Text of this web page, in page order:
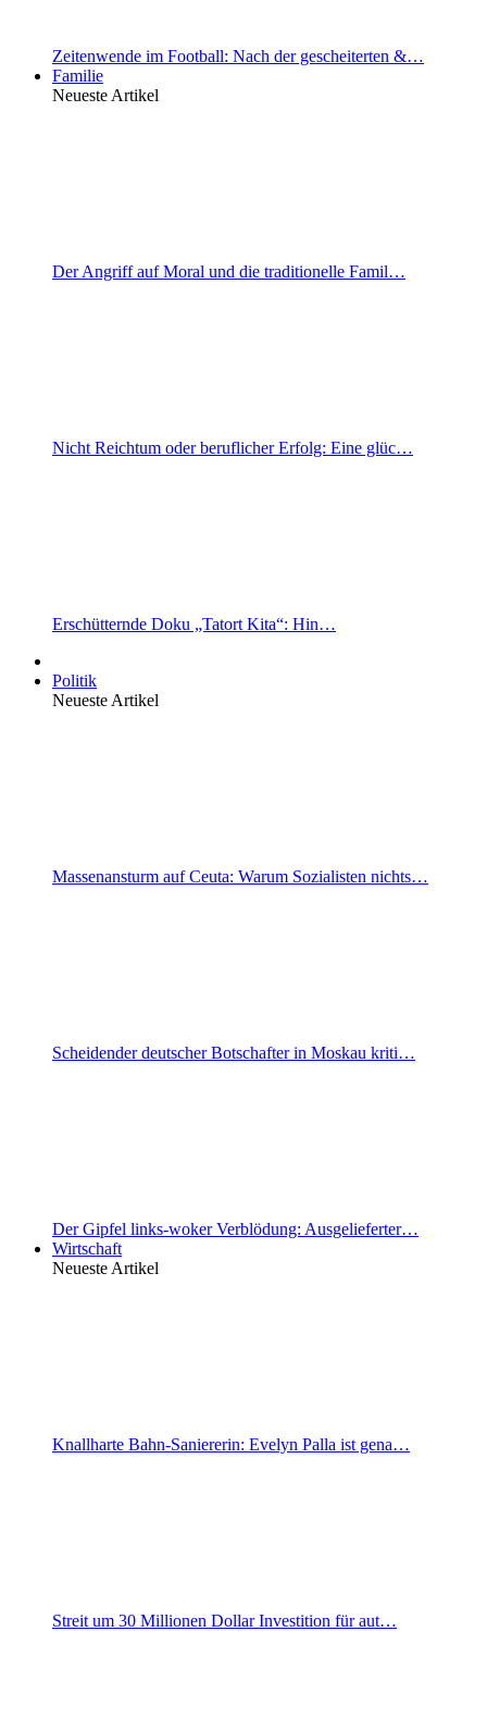
Zeitenwende im Football: Nach der gescheiterten &…
Familie
Neueste Artikel
Der Angriff auf Moral und die traditionelle Famil…
Nicht Reichtum oder beruflicher Erfolg: Eine glüc…
Erschütternde Doku „Tatort Kita“: Hin…
Politik
Neueste Artikel
Massenansturm auf Ceuta: Warum Sozialisten nichts…
Scheidender deutscher Botschafter in Moskau kriti…
Der Gipfel links-woker Verblödung: Ausgelieferter…
Wirtschaft
Neueste Artikel
Knallharte Bahn-Saniererin: Evelyn Palla ist gena…
Streit um 30 Millionen Dollar Investition für aut…